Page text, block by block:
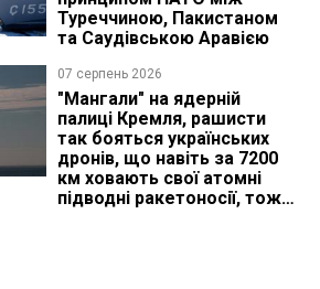
Туреччиною, Пакистаном
та Саудівською Аравією
07 серпень 2026
"Мангали" на ядерній
палиці Кремля, рашисти
так бояться українських
дронів, що навіть за 7200
км ховають свої атомні
підводні ракетоносії, тож